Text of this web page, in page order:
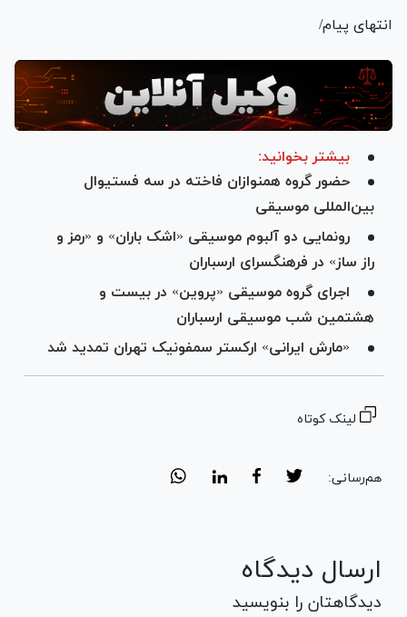
انتهای پیام/
بیشتر بخوانید:
‌حضور گروه همنوازان فاخته در سه فستیوال
بین‌المللی موسیقی
رونمایی دو آلبوم موسیقی «اشک باران» و «رمز و
راز ساز» در فرهنگسرای ارسباران
اجرای گروه موسیقی «پروین» در بیست و
هشتمین شب موسیقی ارسباران
«مارش ایرانی» ارکستر سمفونیک تهران تمدید شد
لینک کوتاه
هم‌رسانی:
ارسال دیدگاه
دیدگاهتان را بنویسید